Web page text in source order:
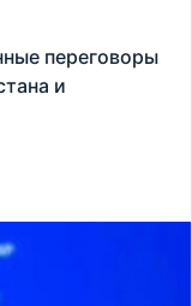
переговоры
и